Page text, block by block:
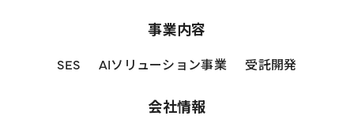
事業内容
SES AIソリューション事業 受託開発
会社情報